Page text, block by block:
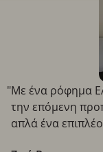
"Με ένα ρόφημα
την επόμενη
απλά ένα